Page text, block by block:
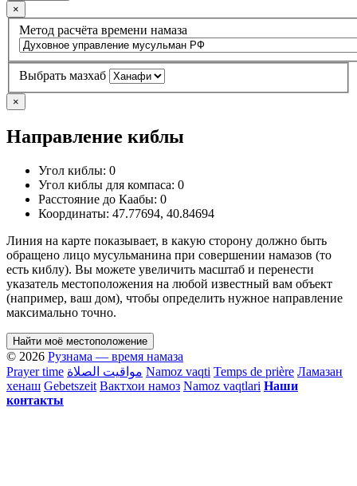
×
Метод расчёта времени намаза
Выбрать мазхаб
×
Направление киблы
Угол киблы: 0
Угол киблы для компаса: 0
Расстояние до Каабы: 0
Координаты: 47.77694, 40.84694
Линия на карте показывает, в какую сторону должно быть
обращено лицо мусульманина при совершении намазов (то
есть киблу). Вы можете увеличить масштаб и перенести
указатель местоположения на любой известный вам объект
(например, ваш дом), чтобы определить нужное направление
максимально точно.
Найти моё местоположение
© 2026 Рузнама — время намаза
Prayer time مواقيت الصلاة Namoz vaqti Temps de prière Ламазан
хенаш Gebetszeit Вактхои намоз Namoz vaqtlari Наши
контакты